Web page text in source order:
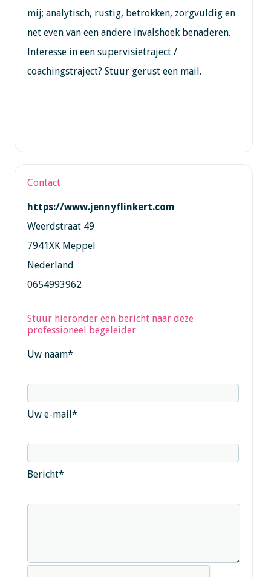
mij; analytisch, rustig, betrokken, zorgvuldig en
net even van een andere invalshoek benaderen.
Interesse in een supervisietraject /
coachingstraject? Stuur gerust een mail.
Contact
https://www.jennyflinkert.com
Weerdstraat 49
7941XK Meppel
Nederland
0654993962
Stuur hieronder een bericht naar deze
professioneel begeleider
Uw naam*
Uw e-mail*
Bericht*